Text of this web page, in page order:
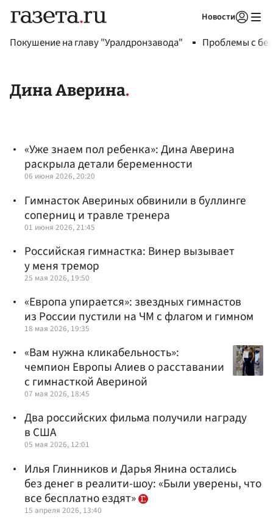
Новости
Покушение на главу "Уралдронзавода" Проблемы с
Дина Аверина
«Уже знаем пол ребенка»: Дина Аверина
раскрыла детали беременности
06 июня 2026, 20:20
Гимнасток Авериных обвинили в буллинге
соперниц и травле тренера
01 июня 2026, 21:45
Российская гимнастка: Винер вызывает
у меня тремор
25 мая 2026, 19:50
«Европа упирается»: звездных гимнастов
из России пустили на ЧМ с флагом и гимном
18 мая 2026, 19:35
«Вам нужна кликабельность»:
чемпион Европы Алиев о расставании
с гимнасткой Авериной
07 мая 2026, 18:45
Два российских фильма получили награду
в США
05 мая 2026, 12:01
Илья Глинников и Дарья Янина остались
без денег в реалити-шоу: «Были уверены, что
все бесплатно ездят»
15 апреля 2026, 13:40